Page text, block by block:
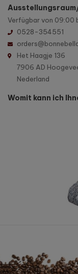
Verfügbar von 09:00
0528-354551
Het Haagje 136
7906 AD
Nederland
Womit kann ich